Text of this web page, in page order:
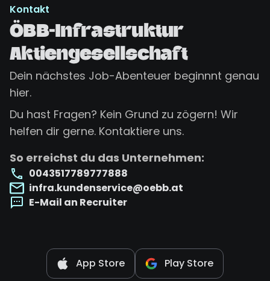
Kontakt
ÖBB-Infrastruktur
Aktiengesellschaft
Dein nächstes Job-Abenteuer beginnnt genau
hier.
Du hast Fragen? Kein Grund zu zögern! Wir
helfen dir gerne. Kontaktiere uns.
So erreichst du das Unternehmen:
0043517789777888
infra.kundenservice@oebb.at
E-Mail an Recruiter
App Store Play Store